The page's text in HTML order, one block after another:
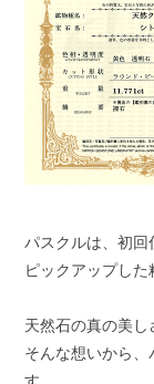
パスクルは、初
ピックアップした
天然石の真の美し
そんな想いから、